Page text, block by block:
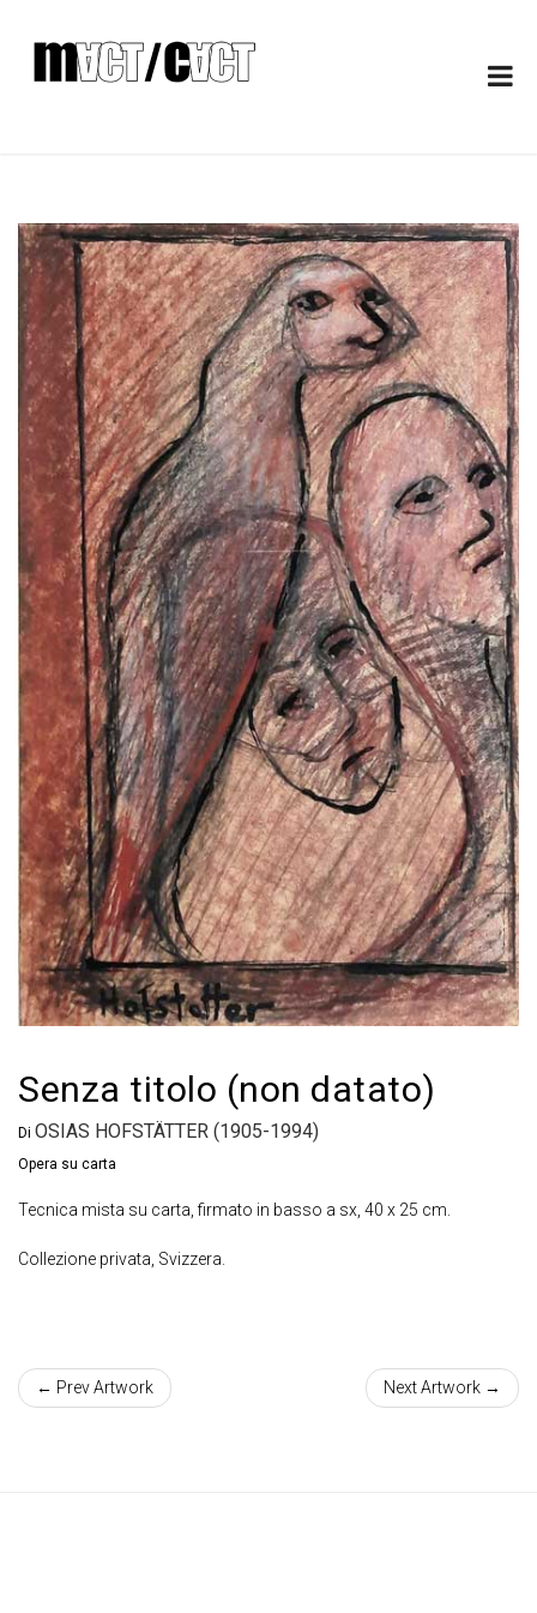
Senza titolo (non datato)
Di OSIAS HOFSTÄTTER (1905-1994)
Opera su carta
Tecnica mista su carta, firmato in basso a sx, 40 x 25 cm.
Collezione privata, Svizzera.
← Prev Artwork Next Artwork →